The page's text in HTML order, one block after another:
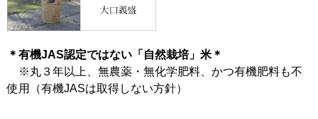
＊有機JAS認定ではない「自然栽培」米＊
※丸３年以上、無農薬・無化学肥料、かつ有機肥料も不
使用（有機JASは取得しない方針）